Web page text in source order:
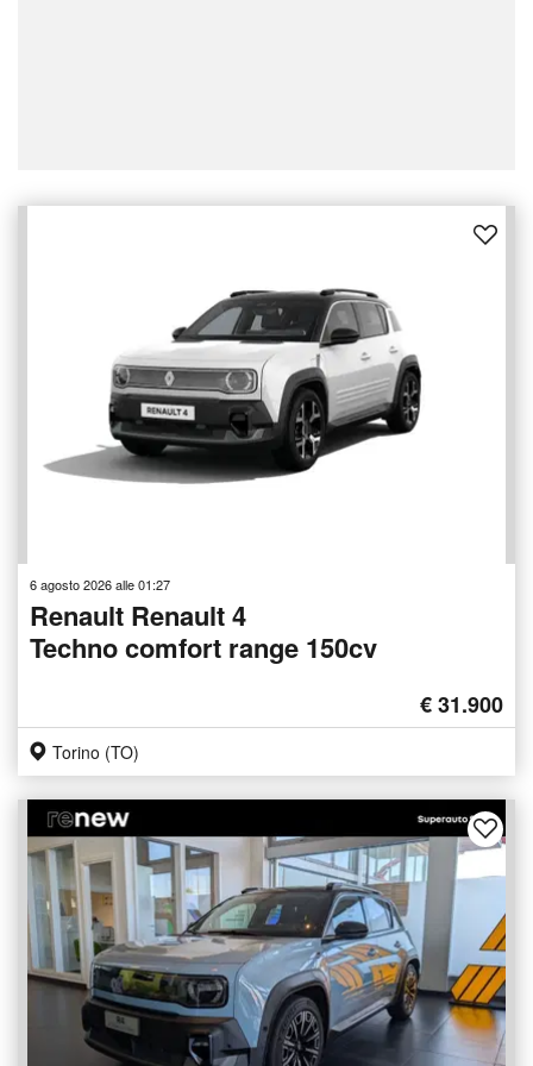
6 agosto 2026 alle 01:27
Renault Renault 4
Techno comfort range 150cv
€ 31.900
Torino (TO)